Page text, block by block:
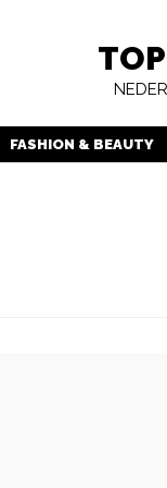
FASHION & BEAUTY